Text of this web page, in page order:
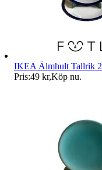
IKEA Älmhult Tallrik
Pris:49 kr,Köp nu.